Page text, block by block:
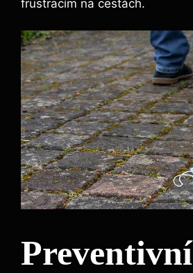
frustracím na cestách.
Preventivní